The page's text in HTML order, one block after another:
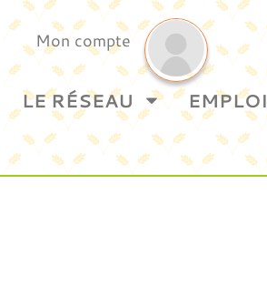
Mon compte
LE RÉSEAU EMPLOI